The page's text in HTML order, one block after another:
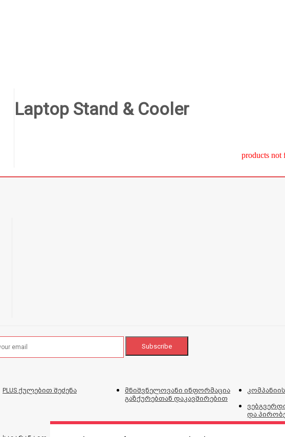
Laptop Stand & Cooler
products not
PLUS ქულებით შეძენა
მნიშვნელოვანი ინფორმაცია
გაზქურებთან დაკავშირებით
და